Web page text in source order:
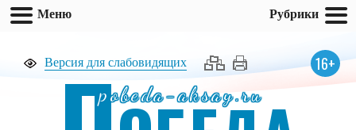
Версия для слабовидящих 16+
pobeda-aksay.ru
Меню Рубрики